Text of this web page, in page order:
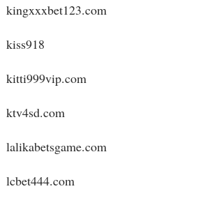
kingxxxbet123.com
kiss918
kitti999vip.com
ktv4sd.com
lalikabetsgame.com
lcbet444.com